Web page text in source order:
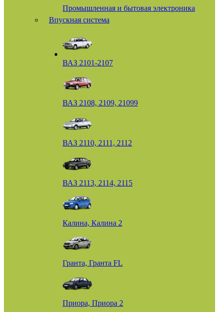
Промышленная и бытовая электроника
Впускная система
ВАЗ 2101-2107
ВАЗ 2108, 2109, 21099
ВАЗ 2110, 2111, 2112
ВАЗ 2113, 2114, 2115
Калина, Калина 2
Гранта, Гранта FL
Приора, Приора 2